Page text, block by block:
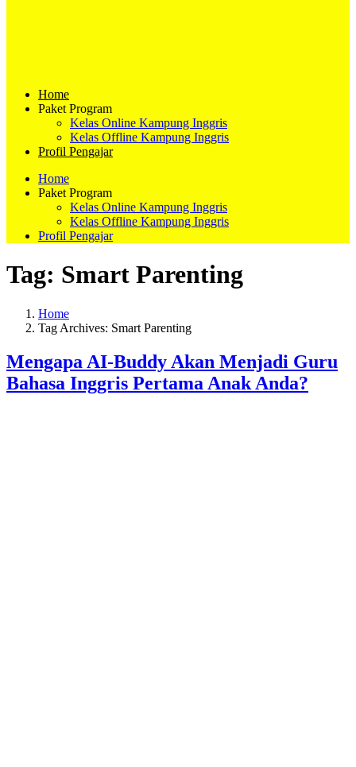
Home
Paket Program
Kelas Online Kampung Inggris
Kelas Offline Kampung Inggris
Profil Pengajar
Home
Paket Program
Kelas Online Kampung Inggris
Kelas Offline Kampung Inggris
Profil Pengajar
Tag: Smart Parenting
Home
Tag Archives: Smart Parenting
Mengapa AI-Buddy Akan Menjadi Guru
Bahasa Inggris Pertama Anak Anda?